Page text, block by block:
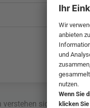
verstehen sich inklusive